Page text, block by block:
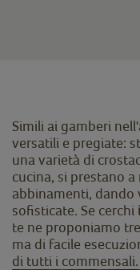
Simili ai gamberi
versatili e pregiate:
una varietà di
cucina, si prestano
abbinamenti, dando
sofisticate. Se cerchi
te ne proponiamo
ma di facile
di tutti i commensali.